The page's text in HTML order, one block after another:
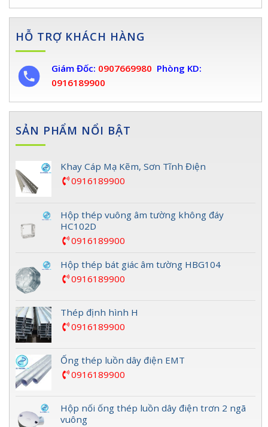
HỖ TRỢ KHÁCH HÀNG
Giám Đốc: 0907669980 Phòng KD:
0916189900
SẢN PHẨM NỔI BẬT
Khay Cáp Mạ Kẽm, Sơn Tĩnh Điện
0916189900
Hộp thép vuông âm tường không đáy
HC102D
0916189900
Hộp thép bát giác âm tường HBG104
0916189900
Thép định hình H
0916189900
Ống thép luồn dây điện EMT
0916189900
Hộp nối ống thép luồn dây điện trơn 2 ngã
vuông